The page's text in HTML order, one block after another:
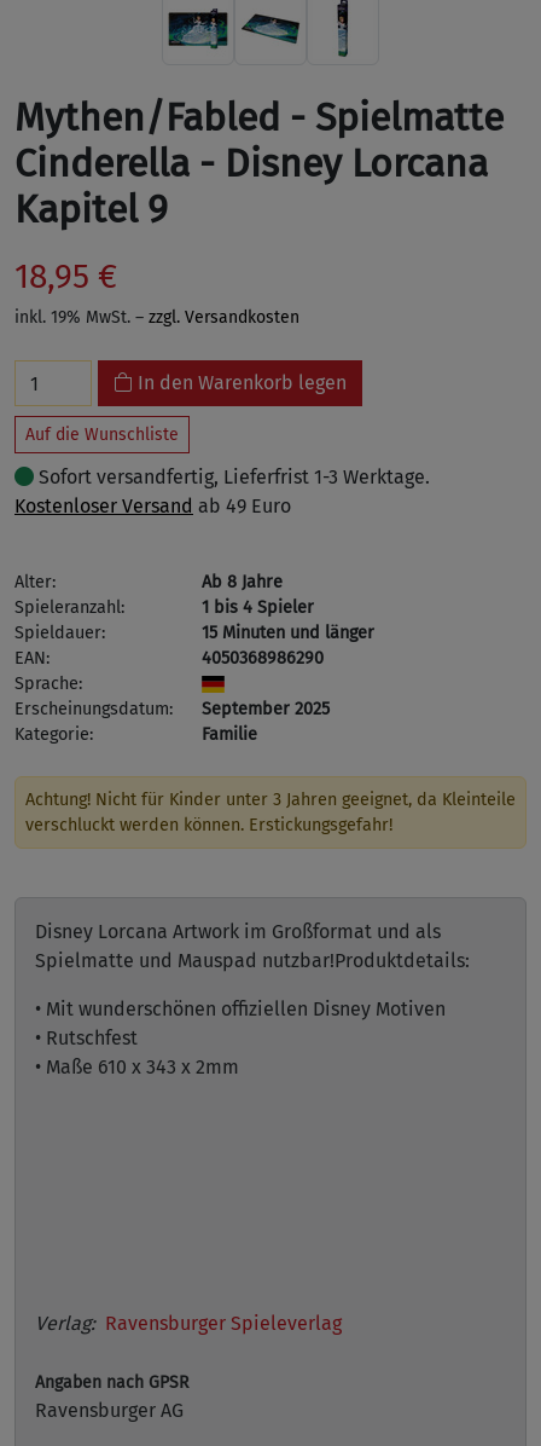
Mythen/Fabled - Spielmatte
Cinderella - Disney Lorcana
Kapitel 9
18,95 €
inkl. 19% MwSt. – zzgl. Versandkosten
In den Warenkorb legen
Auf die Wunschliste
Sofort versandfertig, Lieferfrist 1-3 Werktage.
Kostenloser Versand ab 49 Euro
Alter:
Ab 8 Jahre
Spieleranzahl:
1 bis 4 Spieler
Spieldauer:
15 Minuten und länger
EAN:
4050368986290
Sprache:
Erscheinungsdatum:
September 2025
Kategorie:
Familie
Achtung! Nicht für Kinder unter 3 Jahren geeignet, da Kleinteile
verschluckt werden können. Erstickungsgefahr!
Disney Lorcana Artwork im Großformat und als
Spielmatte und Mauspad nutzbar!Produktdetails:
• Mit wunderschönen offiziellen Disney Motiven
• Rutschfest
• Maße 610 x 343 x 2mm
Verlag: Ravensburger Spieleverlag
Angaben nach GPSR
Ravensburger AG